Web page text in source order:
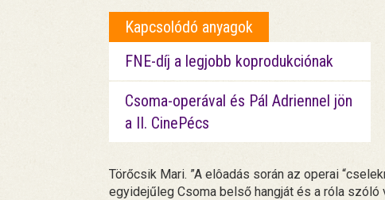
Kapcsolódó anyagok
FNE-díj a legjobb koprodukciónak
Csoma-operával és Pál Adriennel jön
a II. CinePécs
Törőcsik Mari. ”A elôadás során az operai
egyidejűleg Csoma belső hangját és a róla